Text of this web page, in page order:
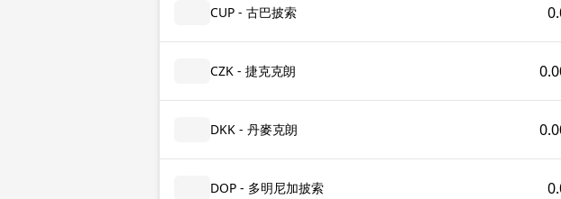
CUP - 古巴披索
CZK - 捷克克朗
DKK - 丹麥克朗
DOP - 多明尼加披索